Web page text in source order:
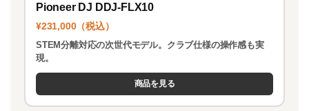
Pioneer DJ DDJ-FLX10
¥231,000（税込）
STEM分離対応の次世代モデル。クラブ仕様の操作感も実
現。
商品を見る